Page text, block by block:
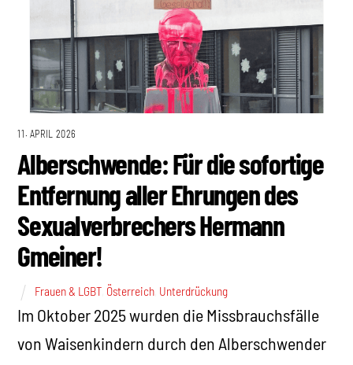
11. APRIL 2026
Alberschwende: Für die sofortige
Entfernung aller Ehrungen des
Sexualverbrechers Hermann
Gmeiner!
Frauen & LGBT Österreich Unterdrückung
Im Oktober 2025 wurden die Missbrauchsfälle
von Waisenkindern durch den Alberschwender